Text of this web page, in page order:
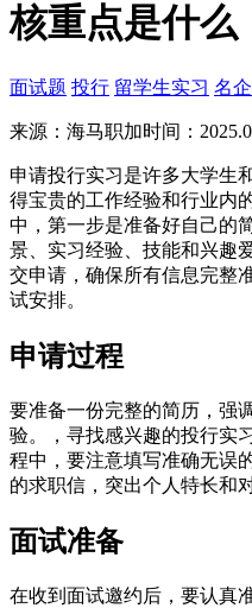
核重点是什么
面试题 投行 留学生实习 名
来源：海马职加时间：
申请投行实习是许多大学生
得宝贵的工作经验和行业内
中，第一步是准备好自己的
景、实习经验、技能和兴趣
交申请，确保所有信息完整
试安排。
申请过程
要准备一份完整的简历，强
验。，寻找感兴趣的投行实
程中，要注意填写准确无误
的求职信，突出个人特长和
面试准备
在收到面试邀约后，要认真